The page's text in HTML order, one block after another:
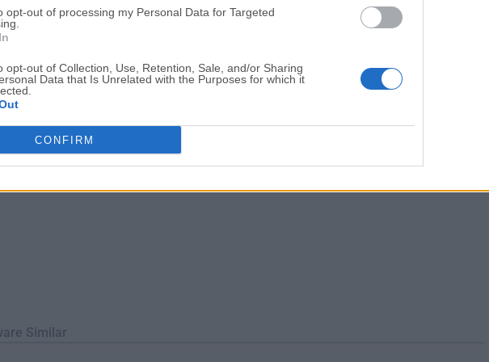
opt-out of processing my Personal Data for Targeted
opt-out of Collection, Use, Retention, Sale, and/or Sharing
Data that Is Unrelated with the Purposes for which it
CONFIRM
para macOS!¿Eres una persona de teclado? Entonces estás de suerte. Los
permiten buscar en...
Similar